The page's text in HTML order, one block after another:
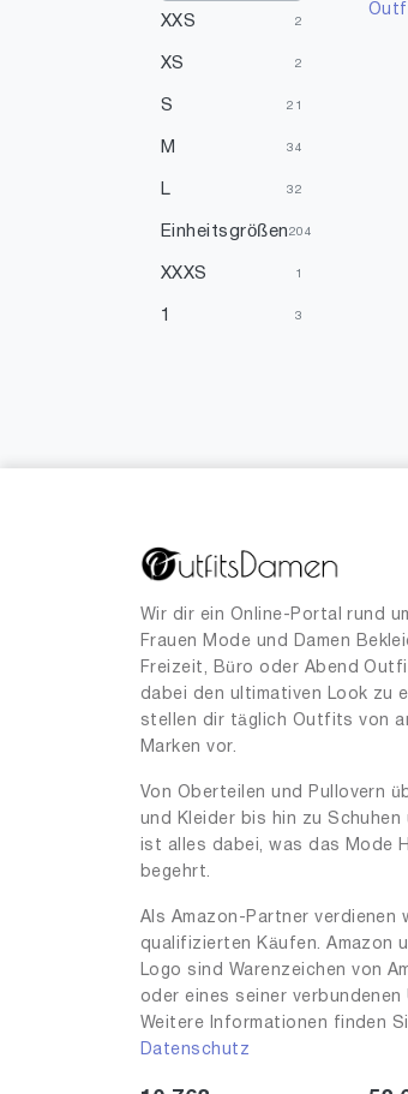
XXS 2
XS 2
S 21
M 34
L 32
Einheitsgrößen 204
XXXS 1
1 3
Wir dir ein Online-Portal rund
Frauen Mode und Damen
Freizeit, Büro oder Abend
dabei den ultimativen Look zu
stellen dir täglich Outfits von
Marken vor.
Von Oberteilen und Pullovern
und Kleider bis hin zu Schuhen
ist alles dabei, was das Mode
begehrt.
Als Amazon-Partner verdienen
qualifizierten Käufen. Amazon
Logo sind Warenzeichen von
oder eines seiner verbundenen
Weitere Informationen finden
Datenschutz